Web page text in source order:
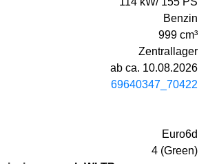
Benzin
999 cm³
Zentrallager
ab ca. 10.08.2026
69640347_70422
Euro6d
4 (Green)